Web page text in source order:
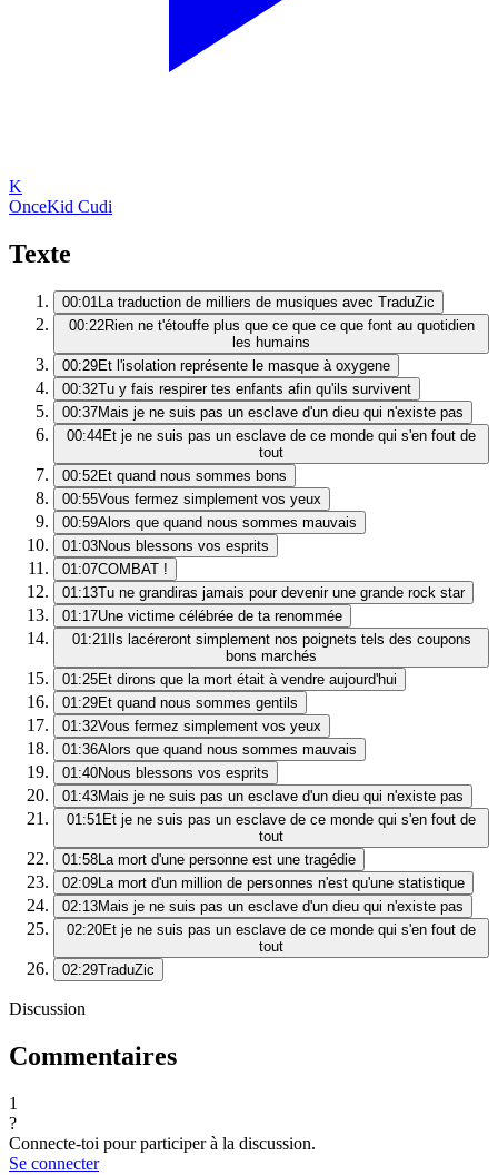
K
OnceKid Cudi
Texte
00:01La traduction de milliers de musiques avec TraduZic
00:22Rien ne t'étouffe plus que ce que ce que font au quotidien
les humains
00:29Et l'isolation représente le masque à oxygene
00:32Tu y fais respirer tes enfants afin qu'ils survivent
00:37Mais je ne suis pas un esclave d'un dieu qui n'existe pas
00:44Et je ne suis pas un esclave de ce monde qui s'en fout de
tout
00:52Et quand nous sommes bons
00:55Vous fermez simplement vos yeux
00:59Alors que quand nous sommes mauvais
01:03Nous blessons vos esprits
01:07COMBAT !
01:13Tu ne grandiras jamais pour devenir une grande rock star
01:17Une victime célébrée de ta renommée
01:21Ils lacéreront simplement nos poignets tels des coupons
bons marchés
01:25Et dirons que la mort était à vendre aujourd'hui
01:29Et quand nous sommes gentils
01:32Vous fermez simplement vos yeux
01:36Alors que quand nous sommes mauvais
01:40Nous blessons vos esprits
01:43Mais je ne suis pas un esclave d'un dieu qui n'existe pas
01:51Et je ne suis pas un esclave de ce monde qui s'en fout de
tout
01:58La mort d'une personne est une tragédie
02:09La mort d'un million de personnes n'est qu'une statistique
02:13Mais je ne suis pas un esclave d'un dieu qui n'existe pas
02:20Et je ne suis pas un esclave de ce monde qui s'en fout de
tout
02:29TraduZic
Discussion
Commentaires
1
?
Connecte-toi pour participer à la discussion.
Se connecter